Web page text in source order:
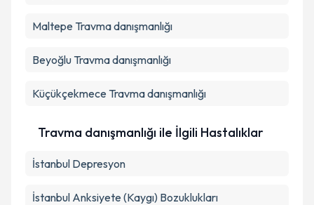
Maltepe Travma danışmanlığı
Beyoğlu Travma danışmanlığı
Küçükçekmece Travma danışmanlığı
Travma danışmanlığı ile İlgili Hastalıklar
İstanbul Depresyon
İstanbul Anksiyete (Kaygı) Bozuklukları